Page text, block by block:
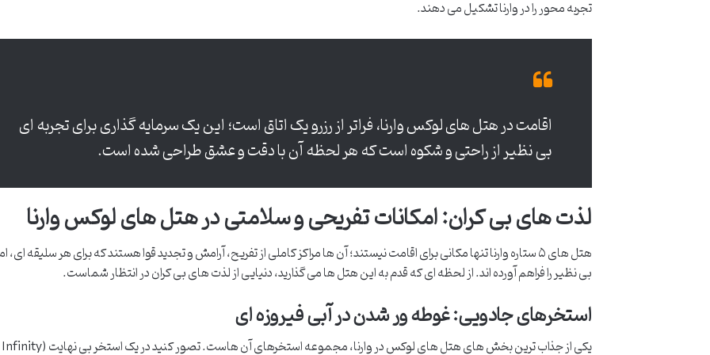
تجربه محور را در وارنا تشکیل می دهند.
اقامت در هتل های لوکس وارنا، فراتر از رزرو یک اتاق است؛ این یک سرمایه گذاری برای تجربه ای
بی نظیر از راحتی و شکوه است که هر لحظه آن با دقت و عشق طراحی شده است.
لذت های بی کران: امکانات تفریحی و سلامتی در هتل های لوکس وارنا
هتل های ۵ ستاره وارنا تنها مکانی برای اقامت نیستند؛ آن ها مراکز کاملی از تفریح، آرامش و تجدید قوا هستند که برای هر سلیقه ای،
بی نظیر را فراهم آورده اند. از لحظه ای که قدم به این هتل ها می گذارید، دنیایی از لذت های بی کران در انتظار شماست.
استخرهای جادویی: غوطه ور شدن در آبی فیروزه ای
یکی از جذاب ترین بخش های هتل های لوکس در وارنا، مجموعه استخرهای آن هاست. تصور کنید در یک استخر بی نهایت (Infinity